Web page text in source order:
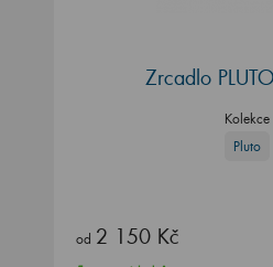
Zrcadlo
Kolekce
Pluto
od 2 150 Kč